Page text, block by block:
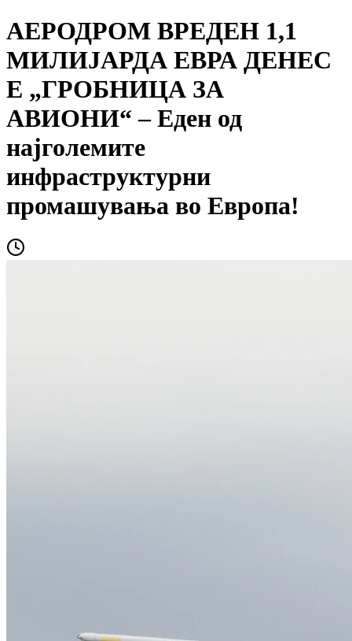
АЕРОДРОМ ВРЕДЕН 1,1
МИЛИЈАРДА ЕВРА ДЕНЕС
Е „ГРОБНИЦА ЗА
АВИОНИ“ – Еден од
најголемите
инфраструктурни
промашувања во Европа!